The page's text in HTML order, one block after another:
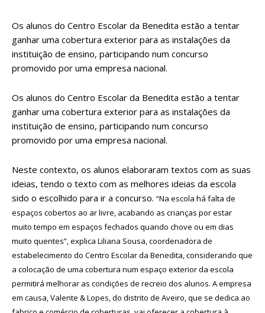
Os alunos do Centro Escolar da Benedita estão a tentar
ganhar uma cobertura exterior para as instalações da
instituição de ensino, participando num concurso
promovido por uma empresa nacional.
Os alunos do Centro Escolar da Benedita estão a tentar
ganhar uma cobertura exterior para as instalações da
instituição de ensino, participando num concurso
promovido por uma empresa nacional.
Neste contexto, os alunos elaboraram textos com as suas
ideias, tendo o texto com as melhores ideias da escola
sido o escolhido para ir a concurso. “Na escola há falta de
espaços cobertos ao ar livre, acabando as crianças por estar
muito tempo em espaços fechados quando chove ou em dias
muito quentes”, explica Liliana Sousa, coordenadora de
estabelecimento do Centro Escolar da Benedita, considerando que
a colocação de uma cobertura num espaço exterior da escola
permitirá melhorar as condições de recreio dos alunos. A empresa
em causa, Valente & Lopes, do distrito de Aveiro, que se dedica ao